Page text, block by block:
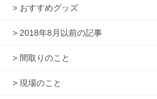
> おすすめグッズ
> 2018年8月以前の記事
> 間取りのこと
> 現場のこと